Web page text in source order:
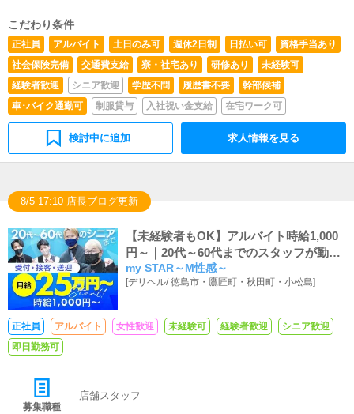
こだわり条件
正社員 アルバイト 土日のみ可 週休2日制 日払い可
資格手当あり
社会保険完備
交通費支給 寮・社宅あり 研修あり
未経験可
経験者歓迎
シニア歓迎 学歴不問 履歴書不要
幹部候補
車･バイク通勤可
制服貸与 入社祝い金支給 在宅ワーク可
検討中に追加 求人情報を見る
8/5 17:10 店長ブログ更新
【未経験者もOK】アルバイト時給1,000
円～｜20代～60代までのスタッフが勤務
中
my STAR～M性感～
[デリヘル/徳島市・鷹匠町・秋田町・小松島]
正社員 アルバイト 女性歓迎 未経験可 経験者歓迎
シニア歓迎
即日勤務可
募集職種
店舗スタッフ